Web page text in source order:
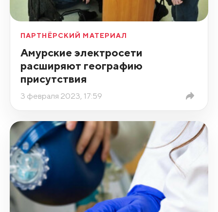
ПАРТНЁРСКИЙ МАТЕРИАЛ
Амурские электросети
расширяют географию
присутствия
3 февраля 2023, 17:59